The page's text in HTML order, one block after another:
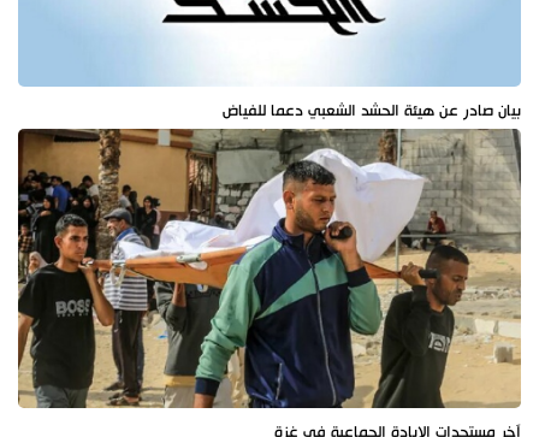
بيان صادر عن هيئة الحشد الشعبي دعما للفياض
آخر مستجدات الإبادة الجماعية في غزة